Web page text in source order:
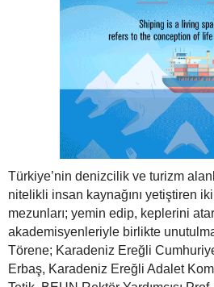
Türkiye’nin denizcilik ve turizm
nitelikli insan kaynağını yetiştiren
mezunları; yemin edip, keplerini
akademisyenleriyle birlikte
Törene; Karadeniz Ereğli
Erbaş, Karadeniz Ereğli Adalet